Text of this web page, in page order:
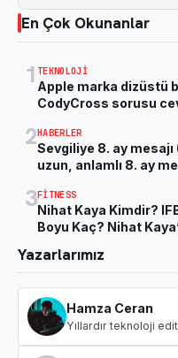
En Çok Okunanlar
1 TEKNOLOJI
Apple marka dizüstü
CodyCross sorusu
2HABERLER
Sevgiliye 8. ay
uzun, anlamlı 8. ay
3FITNESS
Nihat Kaya Kimdir?
Boyu Kaç? Nihat
Yazarlarımız
Hamza Ceran
Yıllardır teknoloji